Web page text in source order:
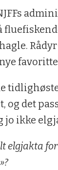
fiske,
og
Van Halen
på
og det
jo ikke
elgjakta